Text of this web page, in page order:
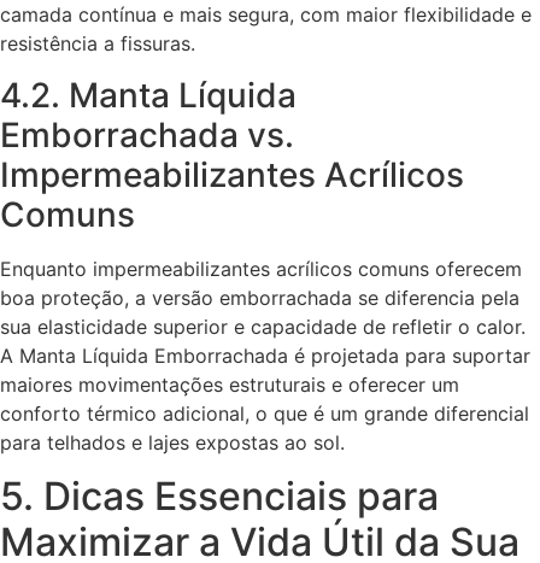
camada contínua e mais segura, com maior flexibilidade e
resistência a fissuras.
4.2. Manta Líquida
Emborrachada vs.
Impermeabilizantes Acrílicos
Comuns
Enquanto impermeabilizantes acrílicos comuns oferecem
boa proteção, a versão emborrachada se diferencia pela
sua elasticidade superior e capacidade de refletir o calor.
A Manta Líquida Emborrachada é projetada para suportar
maiores movimentações estruturais e oferecer um
conforto térmico adicional, o que é um grande diferencial
para telhados e lajes expostas ao sol.
5. Dicas Essenciais para
Maximizar a Vida Útil da Sua